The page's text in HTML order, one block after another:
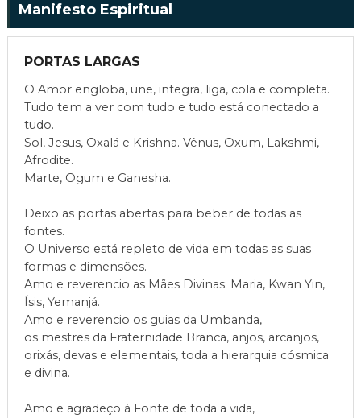
Manifesto Espiritual
PORTAS LARGAS
O Amor engloba, une, integra, liga, cola e completa.
Tudo tem a ver com tudo e tudo está conectado a
tudo.
Sol, Jesus, Oxalá e Krishna. Vênus, Oxum, Lakshmi,
Afrodite.
Marte, Ogum e Ganesha.
Deixo as portas abertas para beber de todas as
fontes.
O Universo está repleto de vida em todas as suas
formas e dimensões.
Amo e reverencio as Mães Divinas: Maria, Kwan Yin,
Ísis, Yemanjá.
Amo e reverencio os guias da Umbanda,
os mestres da Fraternidade Branca, anjos, arcanjos,
orixás, devas e elementais, toda a hierarquia cósmica
e divina.
Amo e agradeço à Fonte de toda a vida,